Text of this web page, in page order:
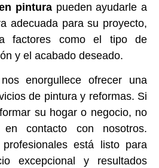
pintura pueden ayudarle a
adecuada para su proyecto,
factores como el tipo de
y el acabado deseado.
enorgullece ofrecer una
de pintura y reformas. Si
su hogar o negocio, no
contacto con nosotros.
está listo para
excepcional y resultados